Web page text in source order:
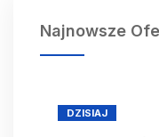
Najnowsze
DZISIAJ